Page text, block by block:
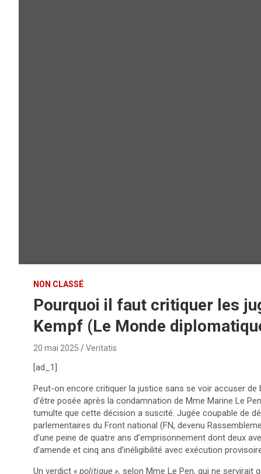
NON CLASSÉ
Pourquoi il faut critiquer les
Kempf (Le Monde
20 mai 2025 Veritatis
[ad_1]
Peut-on encore critiquer la justice sans se voir accuser de
d’être posée après la condamnation de Mme Marine Le
tumulte que cette décision a suscité. Jugée coupable de
parlementaires du Front national (FN, devenu
d’une peine de quatre ans d’emprisonnement dont deux
d’amende et cinq ans d’inéligibilité avec exécution
Un verdict «politique », selon Mme Le Pen, qui ne servirait